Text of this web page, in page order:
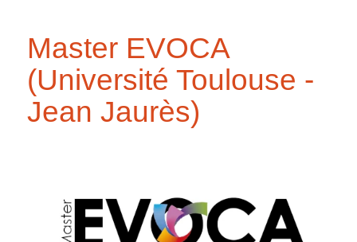
Master EVOCA
(Université Toulouse -
Jean Jaurès)